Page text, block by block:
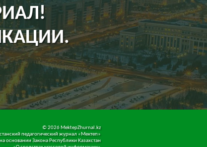
©2026 MektepZhurnal.kz
педагогический журнал «Мектеп»
основании Закона Республики Казахстан